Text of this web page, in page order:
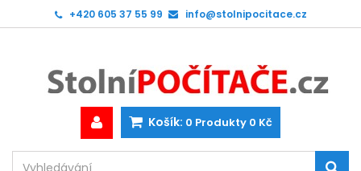
+420 605 37 55 99 info@stolnipocitace.cz
Košík: 0 Produkty 0 Kč